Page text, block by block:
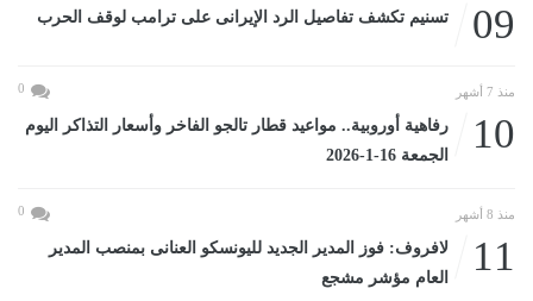
09 تسنيم تكشف تفاصيل الرد الإيرانى على ترامب لوقف الحرب
منذ 7 أشهر 0
10
رفاهية أوروبية.. مواعيد قطار تالجو الفاخر وأسعار التذاكر اليوم
الجمعة 16-1-2026
منذ 8 أشهر 0
11
لافروف: فوز المدير الجديد لليونسكو العنانى بمنصب المدير
العام مؤشر مشجع